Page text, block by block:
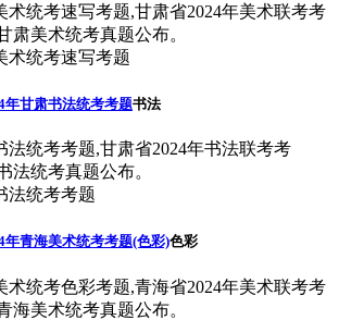
术统考速写考题,甘肃省2024年美术联考考
肃美术统考真题公布。
年甘肃书法统考考题书法
法统考考题,甘肃省2024年书法联考考
法统考真题公布。
年青海美术统考考题(色彩)色彩
术统考色彩考题,青海省2024年美术联考考
海美术统考真题公布。